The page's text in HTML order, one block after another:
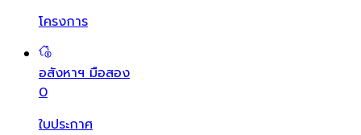
โครงการ
อสังหาฯ มือสอง
0
ใบประกาศ